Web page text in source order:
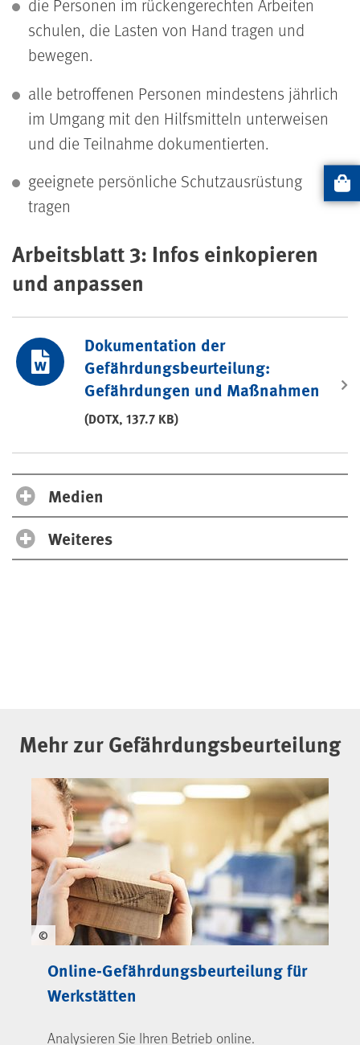
die Personen im rückengerechten Arbeiten
schulen, die Lasten von Hand tragen und
bewegen.
alle betroffenen Personen mindestens jährlich
im Umgang mit den Hilfsmitteln unterweisen
und die Teilnahme dokumentierten.
geeignete persönliche Schutzausrüstung
tragen
Arbeitsblatt 3: Infos einkopieren
und anpassen
Dokumentation der
Gefährdungsbeurteilung:
Gefährdungen und Maßnahmen
(DOTX, 137.7 KB)
Medien
Weiteres
Mehr zur Gefährdungsbeurteilung
©
Online-Gefährdungsbeurteilung für
Werkstätten
Analysieren Sie Ihren Betrieb online.
Artikel